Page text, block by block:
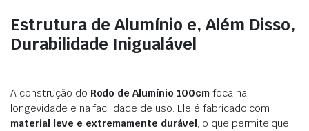
Estrutura de Alumínio e, Além Disso,
Durabilidade Inigualável
A construção do Rodo de Alumínio 100cm foca na
longevidade e na facilidade de uso. Ele é fabricado com
material leve e extremamente durável , o que permite que